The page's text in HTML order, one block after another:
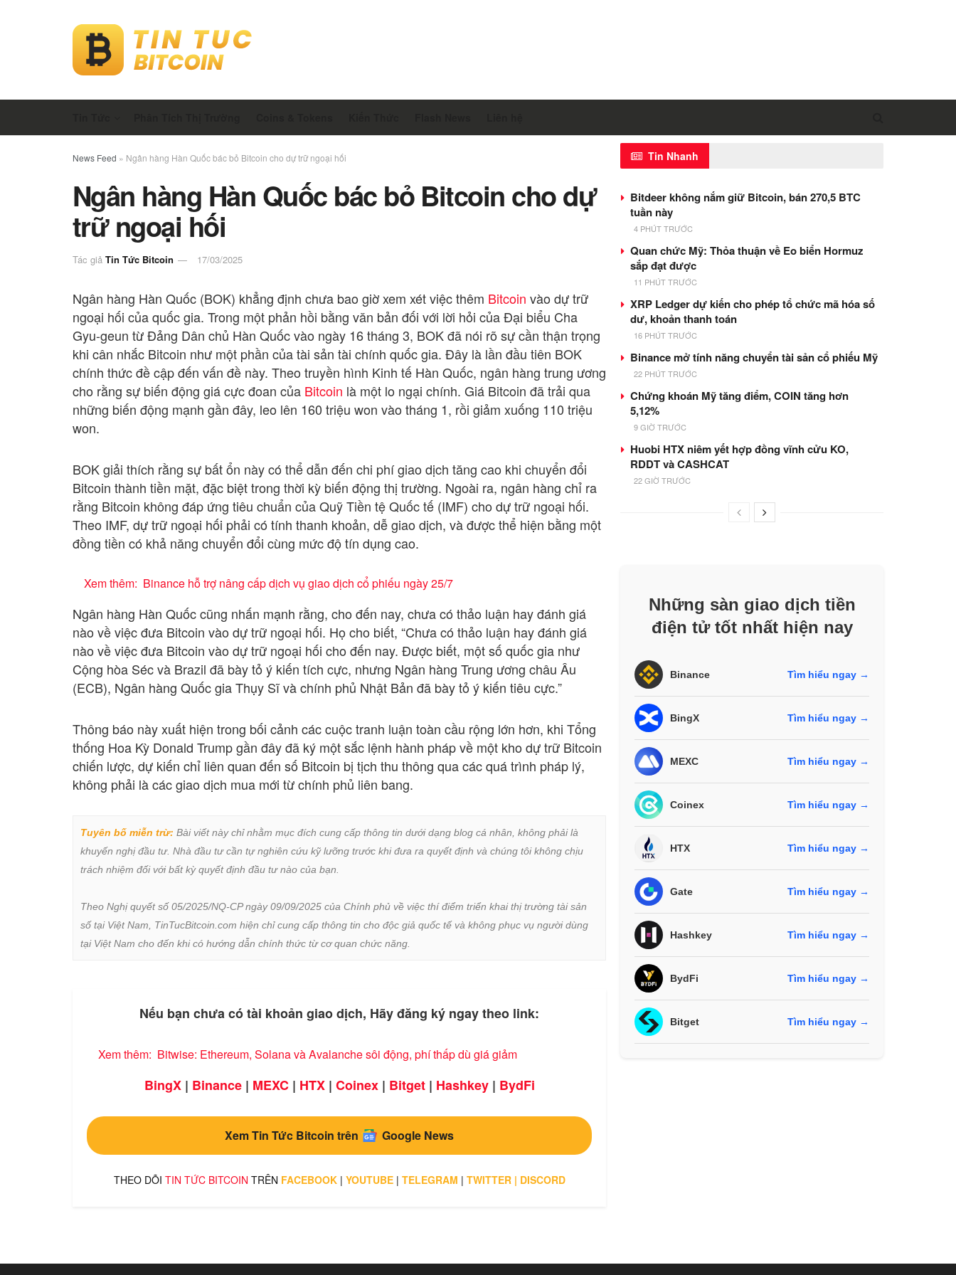
News Feed » Ngân hàng Hàn Quốc bác bỏ Bitcoin cho dự trữ ngoại hối
Ngân hàng Hàn Quốc bác bỏ Bitcoin cho dự
trữ ngoại hối
Tác giả Tin Tức Bitcoin 17/03/2025
Ngân hàng Hàn Quốc (BOK) khẳng định chưa bao giờ xem xét việc thêm Bitcoin vào dự trữ
ngoại hối của quốc gia. Trong một phản hồi bằng văn bản đối với lời hỏi của Đại biểu Cha
Gyu-geun từ Đảng Dân chủ Hàn Quốc vào ngày 16 tháng 3, BOK đã nói rõ sự cần thận trọng
khi cân nhắc Bitcoin như một phần của tài sản tài chính quốc gia. Đây là lần đầu tiên BOK
chính thức đề cập đến vấn đề này. Theo truyền hình Kinh tế Hàn Quốc, ngân hàng trung ương
cho rằng sự biến động giá cực đoan của Bitcoin là một lo ngại chính. Giá Bitcoin đã trải qua
những biến động mạnh gần đây, leo lên 160 triệu won vào tháng 1, rồi giảm xuống 110 triệu
won.
BOK giải thích rằng sự bất ổn này có thể dẫn đến chi phí giao dịch tăng cao khi chuyển đổi
Bitcoin thành tiền mặt, đặc biệt trong thời kỳ biến động thị trường. Ngoài ra, ngân hàng chỉ ra
rằng Bitcoin không đáp ứng tiêu chuẩn của Quỹ Tiền tệ Quốc tế (IMF) cho dự trữ ngoại hối.
Theo IMF, dự trữ ngoại hối phải có tính thanh khoản, dễ giao dịch, và được thể hiện bằng một
đồng tiền có khả năng chuyển đổi cùng mức độ tín dụng cao.
Xem thêm: Binance hỗ trợ nâng cấp dịch vụ giao dịch cổ phiếu ngày 25/7
Ngân hàng Hàn Quốc cũng nhấn mạnh rằng, cho đến nay, chưa có thảo luận hay đánh giá
nào về việc đưa Bitcoin vào dự trữ ngoại hối. Họ cho biết, “Chưa có thảo luận hay đánh giá
nào về việc đưa Bitcoin vào dự trữ ngoại hối cho đến nay. Được biết, một số quốc gia như
Cộng hòa Séc và Brazil đã bày tỏ ý kiến tích cực, nhưng Ngân hàng Trung ương châu Âu
(ECB), Ngân hàng Quốc gia Thụy Sĩ và chính phủ Nhật Bản đã bày tỏ ý kiến tiêu cực.”
Thông báo này xuất hiện trong bối cảnh các cuộc tranh luận toàn cầu rộng lớn hơn, khi Tổng
thống Hoa Kỳ Donald Trump gần đây đã ký một sắc lệnh hành pháp về một kho dự trữ Bitcoin
chiến lược, dự kiến chỉ liên quan đến số Bitcoin bị tịch thu thông qua các quá trình pháp lý,
không phải là các giao dịch mua mới từ chính phủ liên bang.
Tuyên bố miễn trừ: Bài viết này chỉ nhằm mục đích cung cấp thông tin dưới dạng blog cá nhân, không phải là
khuyến nghị đầu tư. Nhà đầu tư cần tự nghiên cứu kỹ lưỡng trước khi đưa ra quyết định và chúng tôi không chịu
trách nhiệm đối với bất kỳ quyết định đầu tư nào của bạn.
Theo Nghị quyết số 05/2025/NQ-CP ngày 09/09/2025 của Chính phủ về việc thí điểm triển khai thị trường tài sản
số tại Việt Nam, TinTucBitcoin.com hiện chỉ cung cấp thông tin cho độc giả quốc tế và không phục vụ người dùng
tại Việt Nam cho đến khi có hướng dẫn chính thức từ cơ quan chức năng.
Nếu bạn chưa có tài khoản giao dịch, Hãy đăng ký ngay theo link:
Xem thêm: Bitwise: Ethereum, Solana và Avalanche sôi động, phí thấp dù giá giảm
BingX| Binance| MEXC| HTX| Coinex| Bitget| Hashkey| BydFi
Xem Tin Tức Bitcoin trên Google News
THEO DÕI TIN TỨC BITCOIN TRÊN FACEBOOK| YOUTUBE| TELEGRAM | TWITTER| DISCORD
Tin Nhanh
Bitdeer không nắm giữ Bitcoin, bán 270,5 BTC
tuần này
4 PHÚT TRƯỚC
Quan chức Mỹ: Thỏa thuận về Eo biển Hormuz
sắp đạt được
11 PHÚT TRƯỚC
XRP Ledger dự kiến cho phép tổ chức mã hóa số
dư, khoản thanh toán
16 PHÚT TRƯỚC
Binance mở tính năng chuyển tài sản cổ phiếu Mỹ
22 PHÚT TRƯỚC
Chứng khoán Mỹ tăng điểm, COIN tăng hơn
5,12%
9 GIỜ TRƯỚC
Huobi HTX niêm yết hợp đồng vĩnh cửu KO,
RDDT và CASHCAT
22 GIỜ TRƯỚC
Những sàn giao dịch tiền
điện tử tốt nhất hiện nay
Binance Tìm hiểu ngay →
BingX Tìm hiểu ngay →
MEXC Tìm hiểu ngay →
Coinex Tìm hiểu ngay →
HTX Tìm hiểu ngay →
Gate Tìm hiểu ngay →
Hashkey Tìm hiểu ngay →
BydFi Tìm hiểu ngay →
Bitget Tìm hiểu ngay →